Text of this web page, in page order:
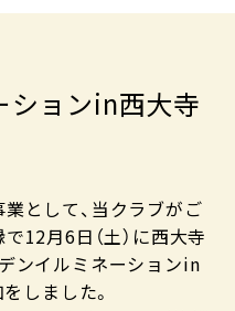
ションin西大寺
として、当クラブがご
12月6日（土）に西大寺
ンイルミネーションin
しました。